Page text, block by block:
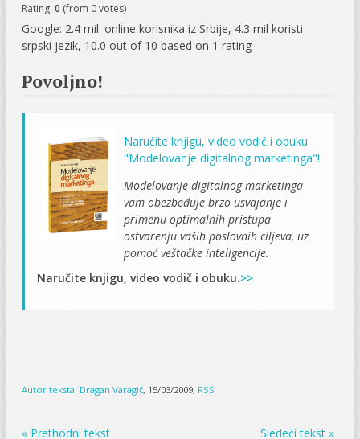
Rating:0 (from 0 votes)
Google: 2.4 mil. online korisnika iz Srbije, 4.3 mil koristi
srpski jezik, 10.0 out of 10 based on 1 rating
Povoljno!
Naručite knjigu, video vodič i obuku
"Modelovanje digitalnog marketinga"!
Modelovanje digitalnog marketinga
vam obezbeđuje brzo usvajanje i
primenu optimalnih pristupa
ostvarenju vaših poslovnih ciljeva, uz
pomoć veštačke inteligencije.
Naručite knjigu, video vodič i obuku.>>
Autor teksta: Dragan Varagić, 15/03/2009, RSS
« Prethodni tekst Sledeći tekst »